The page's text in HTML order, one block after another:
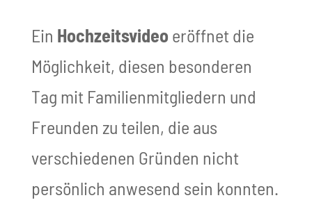
Ein Hochzeitsvideo eröffnet die
Möglichkeit, diesen besonderen
Tag mit Familienmitgliedern und
Freunden zu teilen, die aus
verschiedenen Gründen nicht
persönlich anwesend sein konnten.